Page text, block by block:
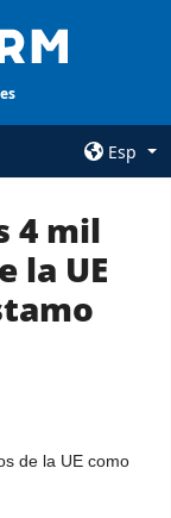
Esp
la agencia
4 mil
la UE